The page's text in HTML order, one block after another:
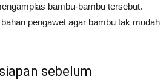
bambu-bambu tersebut.
pengawet agar bambu tak mudah
sebelum